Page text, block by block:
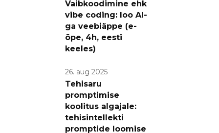
Vaibkoodimine ehk
vibe coding: loo AI-
ga veebiäppe (e-
õpe, 4h, eesti
keeles)
26. aug 2025
Tehisaru
promptimise
koolitus algajale:
tehisintellekti
promptide loomise